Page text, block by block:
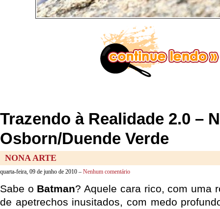
Trazendo à Realidade 2.0 –
Osborn/Duende Verde
NONA ARTE
quarta-feira, 09 de junho de 2010 – Nenhum comentário
Sabe o Batman? Aquele cara rico, com uma
de apetrechos inusitados, com medo